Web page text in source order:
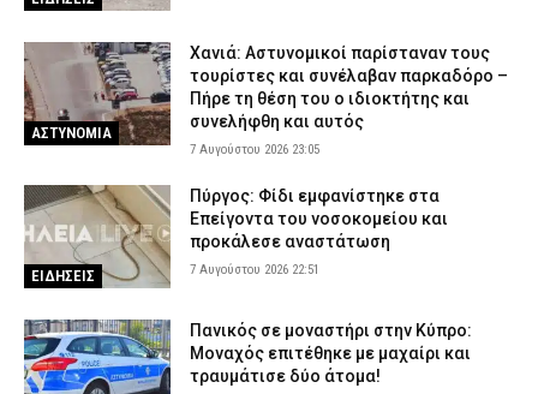
ΑΣΤΥΝΟΜΙΑ
Χανιά: Αστυνομικοί παρίσταναν τους
τουρίστες και συνέλαβαν παρκαδόρο –
Πήρε τη θέση του ο ιδιοκτήτης και
συνελήφθη και αυτός
7 Αυγούστου 2026 23:05
ΕΙΔΗΣΕΙΣ
Πύργος: Φίδι εμφανίστηκε στα
Επείγοντα του νοσοκομείου και
προκάλεσε αναστάτωση
7 Αυγούστου 2026 22:51
Πανικός σε μοναστήρι στην Κύπρο:
Μοναχός επιτέθηκε με μαχαίρι και
τραυμάτισε δύο άτομα!